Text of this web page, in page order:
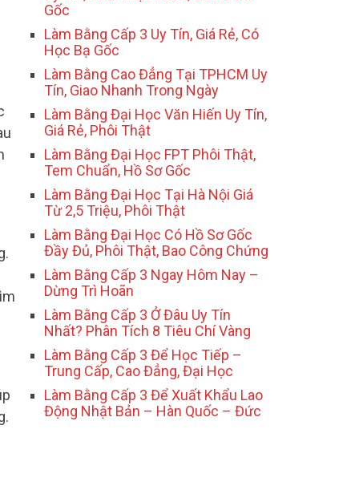
Gốc
Làm Bằng Cấp 3 Uy Tín, Giá Rẻ, Có
Học Bạ Gốc
Làm Bằng Cao Đẳng Tại TPHCM Uy
Tín, Giao Nhanh Trong Ngày
Làm Bằng Đại Học Văn Hiến Uy Tín,
Giá Rẻ, Phôi Thật
Làm Bằng Đại Học FPT Phôi Thật,
Tem Chuẩn, Hồ Sơ Gốc
Làm Bằng Đại Học Tại Hà Nội Giá
Từ 2,5 Triệu, Phôi Thật
Làm Bằng Đại Học Có Hồ Sơ Gốc
Đầy Đủ, Phôi Thật, Bao Công Chứng
Làm Bằng Cấp 3 Ngay Hôm Nay –
Dừng Trì Hoãn
Làm Bằng Cấp 3 Ở Đâu Uy Tín
Nhất? Phân Tích 8 Tiêu Chí Vàng
Làm Bằng Cấp 3 Để Học Tiếp –
Trung Cấp, Cao Đẳng, Đại Học
Làm Bằng Cấp 3 Để Xuất Khẩu Lao
Động Nhật Bản – Hàn Quốc – Đức